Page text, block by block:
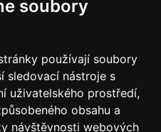
soubory
používají soubory
sledovací nástroje s
uživatelského prostředí,
obsahu a
návštěvnosti webových
1.850 1.300
KONTAKTY
PROFILY FIREM